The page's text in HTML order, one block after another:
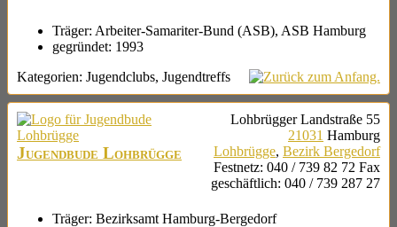
Träger: Arbeiter-Samariter-Bund (ASB), ASB Hamburg
gegründet: 1993
Kategorien: Jugendclubs, Jugendtreffs
Jugendbude Lohbrügge
Lohbrügger Landstraße 55
21031 Hamburg
Lohbrügge, Bezirk Bergedorf
Festnetz: 040 / 739 82 72 Fax
geschäftlich: 040 / 739 287 27
Träger: Bezirksamt Hamburg-Bergedorf